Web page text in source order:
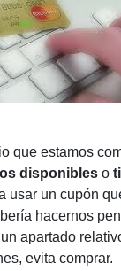
que estamos
disponibles o
usar un cupón
hacernos
apartado
evita comprar.